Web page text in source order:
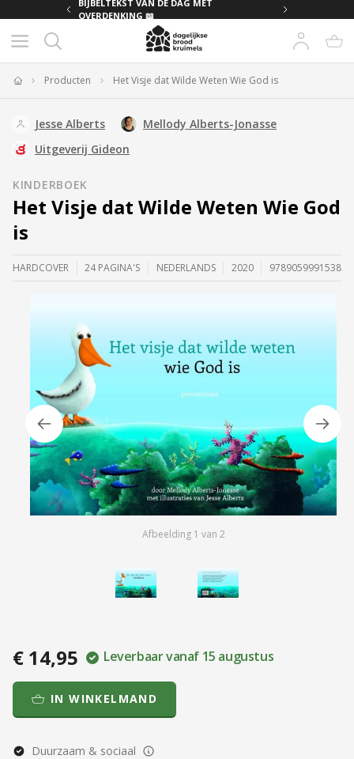
BIJBELTEKST VAN DE DAG MET
OVERDENKING 📖
Producten Het Visje dat Wilde Weten Wie God is
Jesse Alberts
Mellody Alberts-Jonasse
Uitgeverij Gideon
KINDERBOEK
Het Visje dat Wilde Weten Wie God
is
HARDCOVER 24 PAGINA'S NEDERLANDS 2020 9789059991538
Afbeelding 1 van 2
€ 14,95 Leverbaar vanaf 15 augustus
IN WINKELMAND
Duurzaam & sociaal